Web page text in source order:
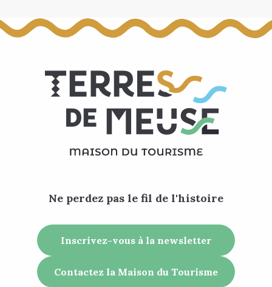
Ne perdez pas le fil de l'histoire
Inscrivez-vous à la newsletter
Contactez la Maison du Tourisme